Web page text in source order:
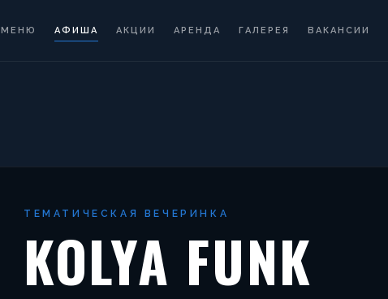
МЕНЮ АФИША АКЦИИ АРЕНДА ГАЛЕРЕЯ ВАКАНСИИ
ТЕМАТИЧЕСКАЯ ВЕЧЕРИНКА
KOLYA FUNK